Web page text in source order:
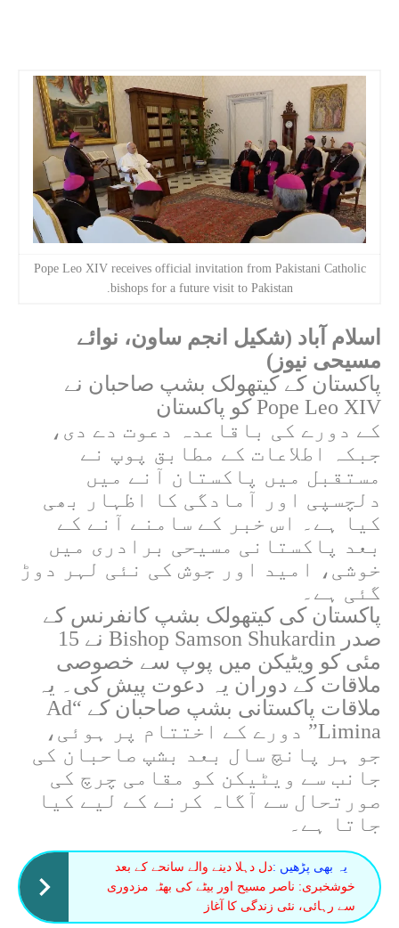
Pope Leo XIV receives official invitation from Pakistani Catholic
bishops for a future visit to Pakistan.
اسلام آباد (شکیل انجم ساون، نوائے
مسیحی نیوز)
پاکستان کے کیتھولک بشپ صاحبان نے
Pope Leo XIVکو پاکستان
کے دورے کی باقاعدہ دعوت دے دی،
جبکہ اطلاعات کے مطابق پوپ نے
مستقبل میں پاکستان آنے میں
دلچسپی اور آمادگی کا اظہار بھی
کیا ہے۔ اس خبر کے سامنے آنے کے
بعد پاکستانی مسیحی برادری میں
خوشی، امید اور جوش کی نئی لہر دوڑ
گئی ہے۔
پاکستان کی کیتھولک بشپ کانفرنس کے
صدر Bishop Samson Shukardin
نے 15
مئی کو ویٹیکن میں پوپ سے خصوصی
ملاقات کے دوران یہ دعوت پیش کی۔ یہ
ملاقات پاکستانی بشپ صاحبان کے “Ad
Limina” دورے کے اختتام پر ہوئی،
جو ہر پانچ سال بعد بشپ صاحبان کی
جانب سے ویٹیکن کو مقامی چرچ کی
صورتحال سے آگاہ کرنے کے لیے کیا
جاتا ہے۔
یہ بھی پڑھیں :دل دہلا دینے والے سانحے کے بعد
خوشخبری: ناصر مسیح اور بیٹے کی بھٹہ مزدوری
سے رہائی، نئی زندگی کا آغاز